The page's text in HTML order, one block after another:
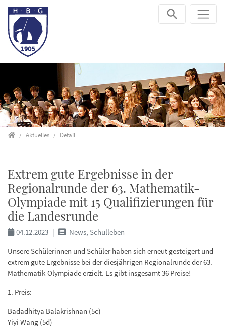
Direkt zur Hauptnavigation springen
Direkt zum Inhalt springen
Startseite
Aktuelles Detail
Extrem gute Ergebnisse in der
Regionalrunde der 63. Mathematik-
Olympiade mit 15 Qualifizierungen für
die Landesrunde
04.12.2023
News, Schulleben
Unsere Schülerinnen und Schüler haben sich erneut gesteigert und
extrem gute Ergebnisse bei der diesjährigen Regionalrunde der 63.
Mathematik-Olympiade erzielt. Es gibt insgesamt 36 Preise!
1. Preis:
Badadhitya Balakrishnan (5c)
Yiyi Wang (5d)